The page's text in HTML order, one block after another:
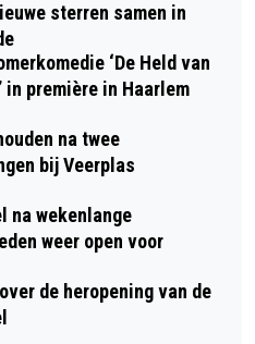
sterren samen in
‘De Held van
in première in Haarlem
na twee
bij Veerplas
na wekenlange
weer open voor
de heropening van de